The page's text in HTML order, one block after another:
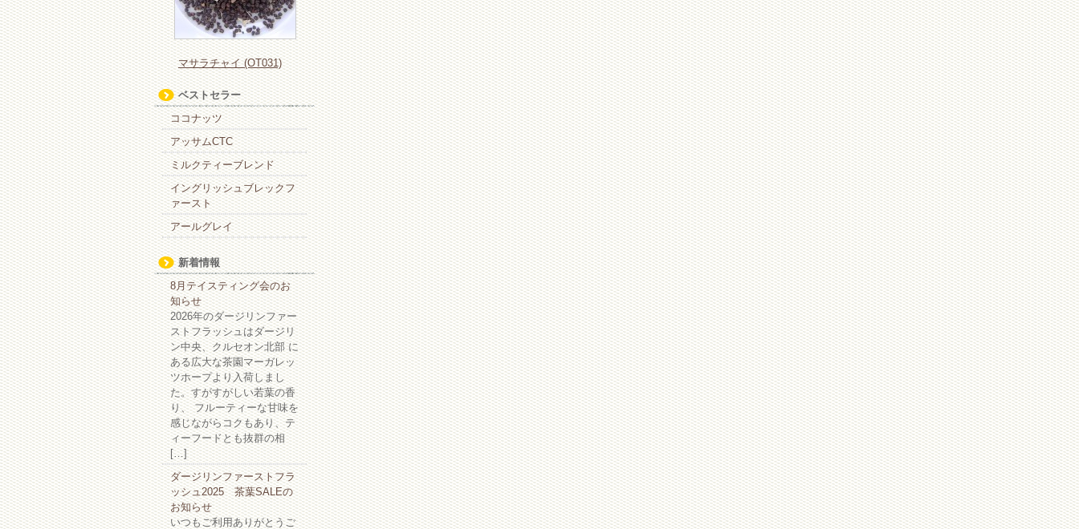
マサラチャイ (OT031)
ベストセラー
ココナッツ
アッサムCTC
ミルクティーブレンド
イングリッシュブレックフ
ァースト
アールグレイ
新着情報
8月テイスティング会のお
知らせ
2026年のダージリンファー
ストフラッシュはダージリ
ン中央、クルセオン北部 に
ある広大な茶園マーガレッ
ツホープより入荷しまし
た。すがすがしい若葉の香
り、 フルーティーな甘味を
感じながらコクもあり、テ
ィーフードとも抜群の相
[…]
ダージリンファーストフラ
ッシュ2025 茶葉SALEの
お知らせ
いつもご利用ありがとうご